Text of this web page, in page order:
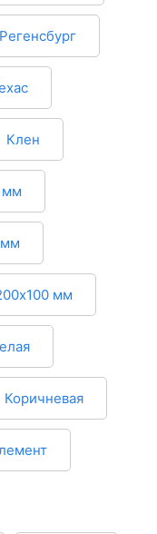
Регенсбург
Клен
мм
мм
Коричневая